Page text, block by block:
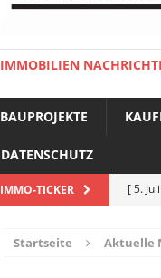
IMMOBILIEN
BAUPROJEKTE
DATENSCHUTZ
IMMO-TICKER [ 5.
[ 14.
Startseite Aktuelle